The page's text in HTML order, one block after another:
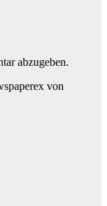
abzugeben.
von